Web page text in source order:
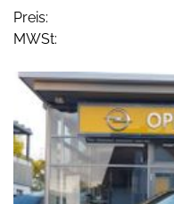
Preis:
MWSt: